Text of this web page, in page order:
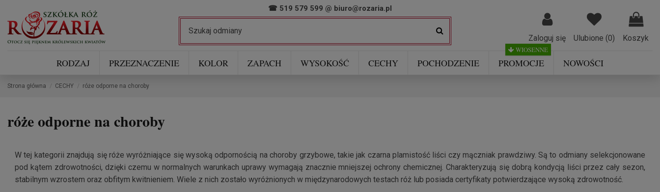
☎ 519 579 599 @ biuro@rozaria.pl
Zaloguj się Ulubione (0) Koszyk
RODZAJ PRZEZNACZENIE KOLOR ZAPACH WYSOKOŚĆ CECHY POCHODZENIE PROMOCJE
WIOSENNE
NOWOŚCI
Strona główna CECHY róże odporne na choroby
róże odporne na choroby
W tej kategorii znajdują się róże wyróżniające się wysoką odpornością na choroby grzybowe, takie jak czarna plamistość liści czy mączniak prawdziwy. Są to odmiany selekcjonowane
pod kątem zdrowotności, dzięki czemu w normalnych warunkach uprawy wymagają znacznie mniejszej ochrony chemicznej. Charakteryzują się dobrą kondycją liści przez cały sezon,
stabilnym wzrostem oraz obfitym kwitnieniem. Wiele z nich zostało wyróżnionych w międzynarodowych testach róż lub posiada certyfikaty potwierdzające wysoką zdrowotność.